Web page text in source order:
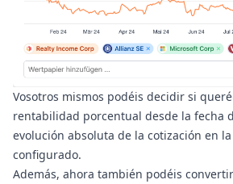
Vosotros mismos podéis decidir si
rentabilidad porcentual desde la fecha
evolución absoluta de la cotización en
configurado.
Además, ahora también podéis